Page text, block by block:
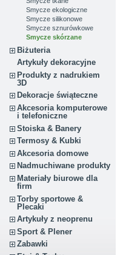
Smycze ekologiczne
Smycze silikonowe
Smycze sznurówkowe
Smycze skórzane
Biżuteria
Artykuły dekoracyjne
Produkty z nadrukiem
3D
Dekoracje świąteczne
Akcesoria komputerowe
i telefoniczne
Stoiska & Banery
Termosy & Kubki
Akcesoria domowe
Nadmuchiwane produkty
Materiały biurowe dla
firm
Torby sportowe &
Plecaki
Artykuły z neoprenu
Sport & Plener
Zabawki